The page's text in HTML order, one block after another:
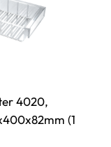
4020,
(1